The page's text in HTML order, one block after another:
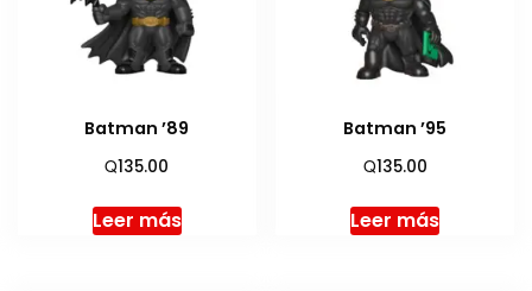
Batman ’89
Q135.00
Leer más
Batman ’95
Q135.00
Leer más